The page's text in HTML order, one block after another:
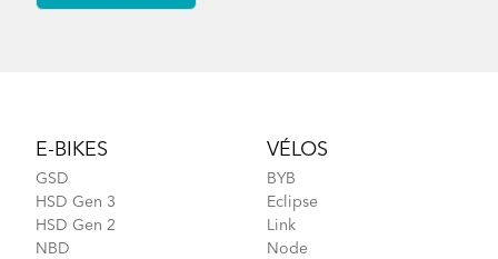
E-BIKES
GSD
HSD Gen 3
HSD Gen 2
NBD
VÉLOS
BYB
Eclipse
Link
Node